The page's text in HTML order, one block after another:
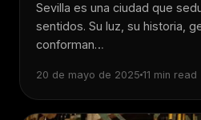
Sevilla es una ciudad que
sentidos. Su luz, su historia,
conforman…
20 de mayo de 2025 11 min read